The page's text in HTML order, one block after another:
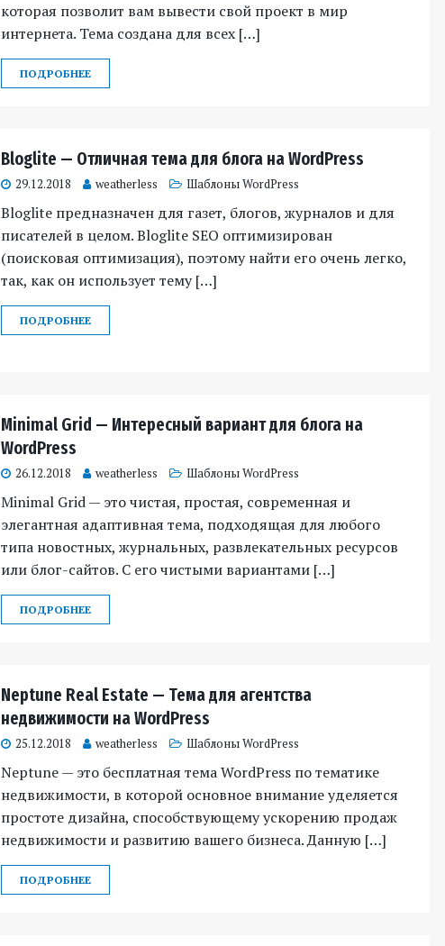
которая позволит вам вывести свой проект в мир
интернета. Тема создана для всех […]
ПОДРОБНЕЕ
Bloglite — Отличная тема для блога на WordPress
29.12.2018 weatherless Шаблоны WordPress
Bloglite предназначен для газет, блогов, журналов и для
писателей в целом. Bloglite SEO оптимизирован
(поисковая оптимизация), поэтому найти его очень легко,
так, как он использует тему […]
ПОДРОБНЕЕ
Minimal Grid — Интересный вариант для блога на
WordPress
26.12.2018 weatherless Шаблоны WordPress
Minimal Grid — это чистая, простая, современная и
элегантная адаптивная тема, подходящая для любого
типа новостных, журнальных, развлекательных ресурсов
или блог-сайтов. С его чистыми вариантами […]
ПОДРОБНЕЕ
Neptune Real Estate — Тема для агентства
недвижимости на WordPress
25.12.2018 weatherless Шаблоны WordPress
Neptune — это бесплатная тема WordPress по тематике
недвижимости, в которой основное внимание уделяется
простоте дизайна, способствующему ускорению продаж
недвижимости и развитию вашего бизнеса. Данную […]
ПОДРОБНЕЕ